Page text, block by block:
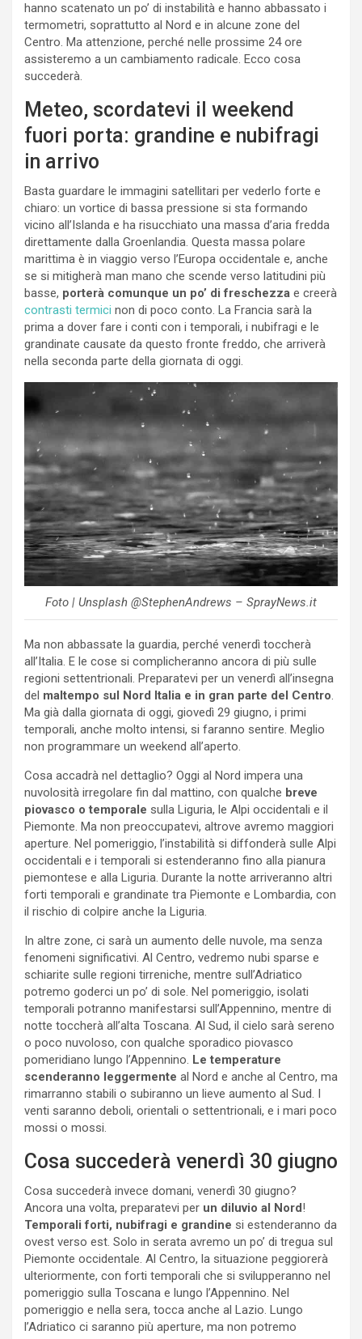
hanno scatenato un po’ di instabilità e hanno abbassato i
termometri, soprattutto al Nord e in alcune zone del
Centro. Ma attenzione, perché nelle prossime 24 ore
assisteremo a un cambiamento radicale. Ecco cosa
succederà.
Meteo, scordatevi il weekend
fuori porta: grandine e nubifragi
in arrivo
Basta guardare le immagini satellitari per vederlo forte e
chiaro: un vortice di bassa pressione si sta formando
vicino all’Islanda e ha risucchiato una massa d’aria fredda
direttamente dalla Groenlandia. Questa massa polare
marittima è in viaggio verso l’Europa occidentale e, anche
se si mitigherà man mano che scende verso latitudini più
basse, porterà comunque un po’ di freschezza e creerà
contrasti termici non di poco conto. La Francia sarà la
prima a dover fare i conti con i temporali, i nubifragi e le
grandinate causate da questo fronte freddo, che arriverà
nella seconda parte della giornata di oggi.
Foto | Unsplash @StephenAndrews – SprayNews.it
Ma non abbassate la guardia, perché venerdì toccherà
all’Italia. E le cose si complicheranno ancora di più sulle
regioni settentrionali. Preparatevi per un venerdì all’insegna
del maltempo sul Nord Italia e in gran parte del Centro.
Ma già dalla giornata di oggi, giovedì 29 giugno, i primi
temporali, anche molto intensi, si faranno sentire. Meglio
non programmare un weekend all’aperto.
Cosa accadrà nel dettaglio? Oggi al Nord impera una
nuvolosità irregolare fin dal mattino, con qualche breve
piovasco o temporale sulla Liguria, le Alpi occidentali e il
Piemonte. Ma non preoccupatevi, altrove avremo maggiori
aperture. Nel pomeriggio, l’instabilità si diffonderà sulle Alpi
occidentali e i temporali si estenderanno fino alla pianura
piemontese e alla Liguria. Durante la notte arriveranno altri
forti temporali e grandinate tra Piemonte e Lombardia, con
il rischio di colpire anche la Liguria.
In altre zone, ci sarà un aumento delle nuvole, ma senza
fenomeni significativi. Al Centro, vedremo nubi sparse e
schiarite sulle regioni tirreniche, mentre sull’Adriatico
potremo goderci un po’ di sole. Nel pomeriggio, isolati
temporali potranno manifestarsi sull’Appennino, mentre di
notte toccherà all’alta Toscana. Al Sud, il cielo sarà sereno
o poco nuvoloso, con qualche sporadico piovasco
pomeridiano lungo l’Appennino. Le temperature
scenderanno leggermente al Nord e anche al Centro, ma
rimarranno stabili o subiranno un lieve aumento al Sud. I
venti saranno deboli, orientali o settentrionali, e i mari poco
mossi o mossi.
Cosa succederà venerdì 30 giugno
Cosa succederà invece domani, venerdì 30 giugno?
Ancora una volta, preparatevi per un diluvio al Nord!
Temporali forti, nubifragi e grandine si estenderanno da
ovest verso est. Solo in serata avremo un po’ di tregua sul
Piemonte occidentale. Al Centro, la situazione peggiorerà
ulteriormente, con forti temporali che si svilupperanno nel
pomeriggio sulla Toscana e lungo l’Appennino. Nel
pomeriggio e nella sera, tocca anche al Lazio. Lungo
l’Adriatico ci saranno più aperture, ma non potremo